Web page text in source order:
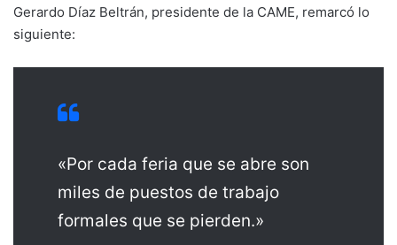
Gerardo Díaz Beltrán, presidente de la CAME, remarcó lo
siguiente:
«Por cada feria que se abre son
miles de puestos de trabajo
formales que se pierden.»